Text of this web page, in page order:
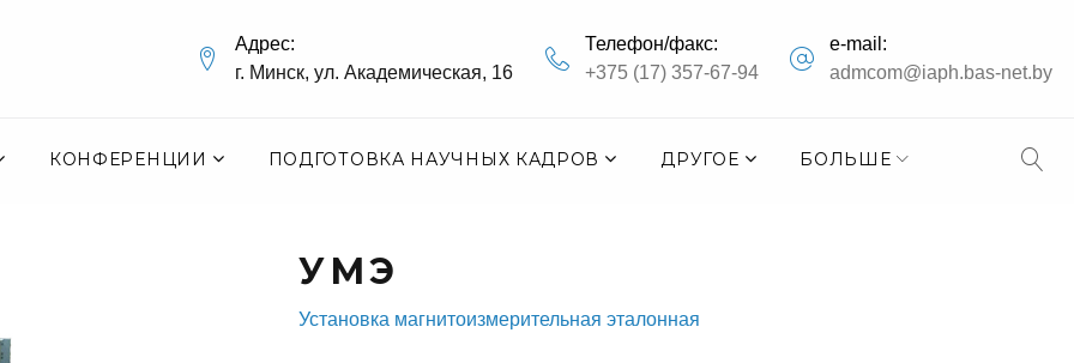
Адрес:
г. Минск, ул. Академическая, 16
Телефон/факс:
+375 (17) 357-67-94
e-mail:
admcom@iaph.bas-net.by
КОНФЕРЕНЦИИ ПОДГОТОВКА НАУЧНЫХ КАДРОВ ДРУГОЕ БОЛЬШЕ
УМЭ
Установка магнитоизмерительная эталонная